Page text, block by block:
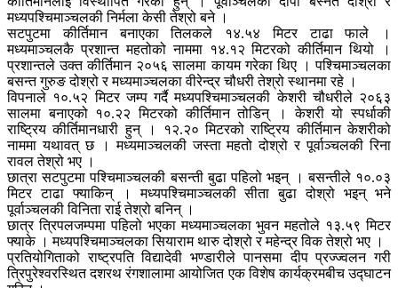
मध्यपश्चिमाञ्चलकी निर्मला केसी तेश्रो बने ।
सटपुटमा कीर्तिमान बनाएका तिलकले १४.५४ मिटर टाढा फाले ।
मध्यमाञ्चलकै प्रशान्त महतोको नाममा १४.१२ मिटरको कीर्तिमान थियो ।
प्रशान्तले उक्त कीर्तिमान २०५६ सालमा कायम गरेका थिए । पश्चिमाञ्चलका
बसन्त गुरुङ दोश्रो र मध्यमाञ्चलका वीरेन्द्र चौधरी तेश्रो स्थानमा रहे ।
विपनाले १०.५२ मिटर जम्प गर्दै मध्यपश्चिमाञ्चलकी केशरी चौधरीले २०६३
सालमा बनाएको १०.२२ मिटरको कीर्तिमान तोडिन् । केशरी यो स्पर्धाकी
राष्ट्रिय कीर्तिमानधारी हुन् । १२.२० मिटरको राष्ट्रिय कीर्तिमान केशरीको
नाममा यथावत् छ । मध्यमाञ्चलकी जस्ता महतो दोश्रो र पूर्वाञ्चलकी रिना
रावल तेश्रो भए ।
छात्रा सटपुटमा पश्चिमाञ्चलकी बसन्ती बुढा पहिलो भइन् । बसन्तीले १०.०३
मिटर टाढा फ्याकिन् । मध्यपश्चिमाञ्चलकी सीता बुढा दोश्रो भइन् भने
पूर्वाञ्चलकी विनिता राई तेश्रो बनिन् ।
छात्र त्रिपलजम्पमा पहिलो भएका मध्यमाञ्चलका भुवन महतोले १३.५९ मिटर
फ्याके । मध्यपश्चिमाञ्चलका सियाराम थारु दोश्रो र महेन्द्र विक तेश्रो भए ।
प्रतियोगिताको राष्ट्रपति विद्यादेवी भण्डारीले पानसमा दीप प्रज्ज्वलन गरी
त्रिपुरेश्वरस्थित दशरथ रंगशालामा आयोजित एक विशेष कार्यक्रमबीच उद्घाटन